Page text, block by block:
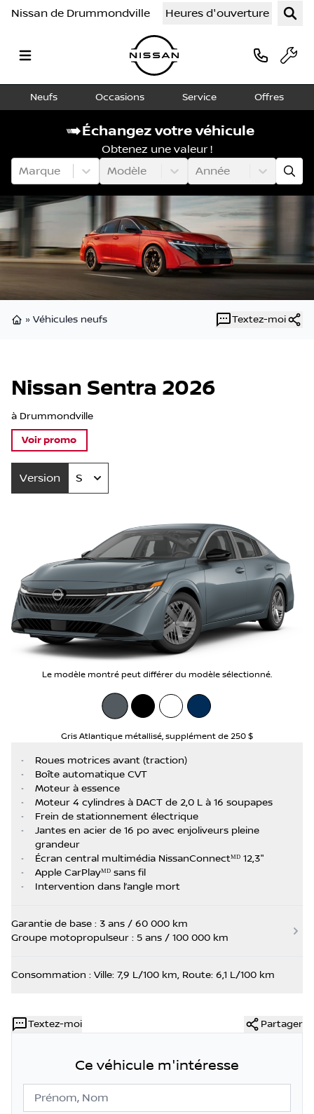
Nissan de Drummondville Heures d'ouverture
Neufs Occasions Service Offres
Échangez votre véhicule
Obtenez une valeur !
Marque
Modèle Année
» Véhicules neufs Textez-moi
Nissan Sentra 2026
à Drummondville
Voir promo
Version S
•
Roues motrices avant (traction)
•
Boîte automatique CVT
•
Moteur à essence
•
Moteur 4 cylindres à DACT de 2,0 L à 16 soupapes
•
Frein de stationnement électrique
•
Jantes en acier de 16 po avec enjoliveurs pleine
grandeur
•
Écran central multimédia NissanConnectᴹᴰ 12,3"
•
Apple CarPlayᴹᴰ sans fil
•
Intervention dans l’angle mort
Garantie de base : 3 ans / 60 000 km
Groupe motopropulseur : 5 ans / 100 000 km
Consommation : Ville: 7,9 L/100 km, Route: 6,1 L/100 km
Le modèle montré peut différer du modèle sélectionné.
Gris Atlantique métallisé, supplément de 250 $
Textez-moi Partager
Ce véhicule m'intéresse
Prénom, Nom